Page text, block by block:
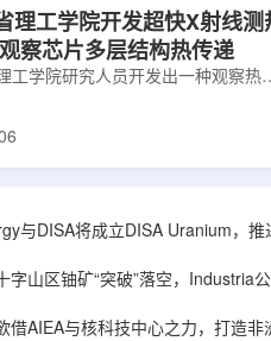
理工学院开发超快X射线测
察芯片多层结构热传递
工学院研究人员开发出一种观察热
、功率密度持续提高，器件过热正
电子器件的多层结构时存在局限，
域热反射法难以区分不同材料层中的
，红外成像等方法也难以在微小尺
变化。为解决这一问题...
与DISA将成立DISA Uranium，
字山区铀矿“突破”落空，Industria
借AIEA与核科技中心之力，打造非